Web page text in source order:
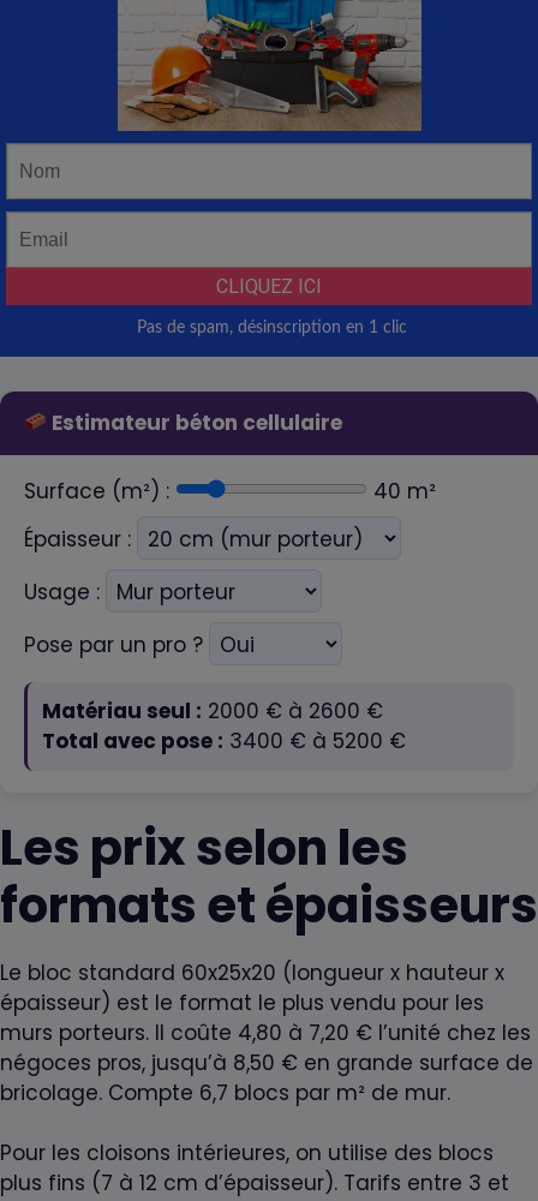
Estimateur béton cellulaire
Surface (m²) : 40 m²
Épaisseur :
Usage :
Pose par un pro ?
Matériau seul : 2000 € à 2600 €
Total avec pose : 3400 € à 5200 €
Les prix selon les
formats et épaisseurs
Le bloc standard 60x25x20 (longueur x hauteur x
épaisseur) est le format le plus vendu pour les
murs porteurs. Il coûte 4,80 à 7,20 € l’unité chez les
négoces pros, jusqu’à 8,50 € en grande surface de
bricolage. Compte 6,7 blocs par m² de mur.
Pour les cloisons intérieures, on utilise des blocs
plus fins (7 à 12 cm d’épaisseur). Tarifs entre 3 et